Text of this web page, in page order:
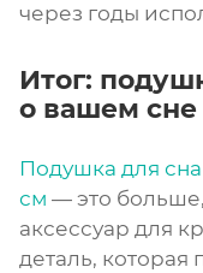
через годы
Итог:
о вашем сне
Подушка для
см — это
аксессуар для
деталь, которая